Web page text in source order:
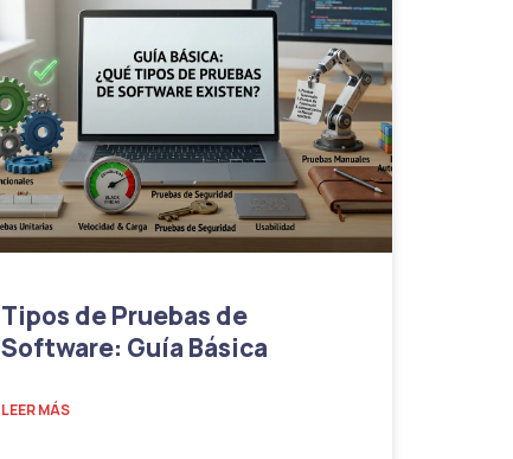
Tipos de Pruebas de
Software: Guía Básica
LEER MÁS